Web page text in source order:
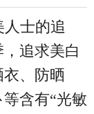
士的追
追求美白
、防晒
含有“光敏